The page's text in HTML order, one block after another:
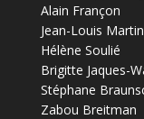
Alain Françon
Jean-Louis
Hélène Soulié
Brigitte Jaques-
Stéphane
Zabou Breitman